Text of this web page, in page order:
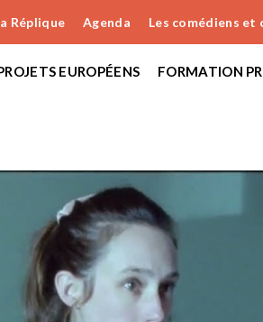
Réplique Agenda Les comédiens et
EUROPÉENS FORMATION